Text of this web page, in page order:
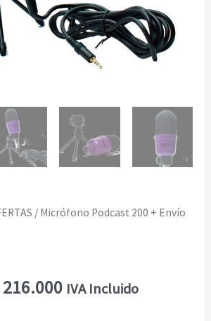
/ Micrófono Podcast 200 + Envío
216.000 IVA Incluido